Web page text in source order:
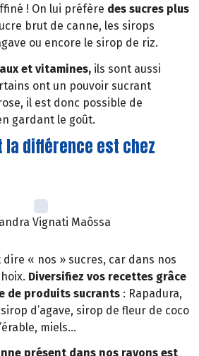
! On lui préfère des sucres plus
brut de canne, les sirops
ou encore le sirop de riz.
et vitamines, ils sont aussi
ont un pouvoir sucrant
il est donc possible de
gardant le goût.
différence est chez
Vignati Maôssa
« nos » sucres, car dans nos
Diversifiez vos recettes grâce
de produits sucrants : Rapadura,
d’agave, sirop de fleur de coco
miels…
présent dans nos rayons est